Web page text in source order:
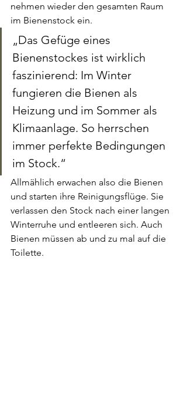
nehmen wieder den gesamten Raum
im Bienenstock ein.
„Das Gefüge eines
Bienenstockes ist wirklich
faszinierend: Im Winter
fungieren die Bienen als
Heizung und im Sommer als
Klimaanlage. So herrschen
immer perfekte Bedingungen
im Stock.“
Allmählich erwachen also die Bienen
und starten ihre Reinigungsflüge. Sie
verlassen den Stock nach einer langen
Winterruhe und entleeren sich. Auch
Bienen müssen ab und zu mal auf die
Toilette.